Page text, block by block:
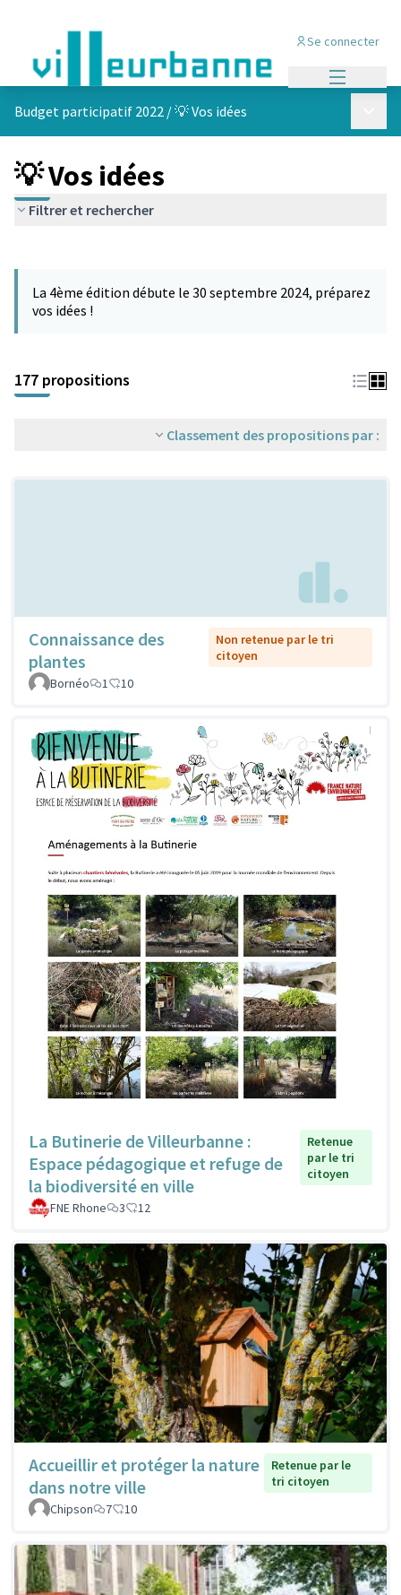
Se connecter
Budget participatif 2022 /💡 Vos idées
💡 Vos idées
Filtrer et rechercher
−
La 4ème édition débute le 30 septembre 2024, préparez
vos idées !
177 propositions
Classement des propositions par :
Connaissance des
plantes
Non retenue par le tri
citoyen
Bornéo
1 10
La Butinerie de Villeurbanne :
Espace pédagogique et refuge de
la biodiversité en ville
Retenue
par le tri
citoyen
FNE Rhone 3 12
Accueillir et protéger la nature
dans notre ville
Retenue par le
tri citoyen
Chipson
7 10